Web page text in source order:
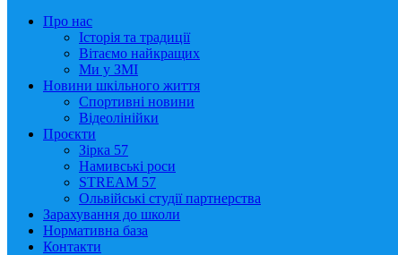
Про нас
Історія та традиції
Вітаємо найкращих
Ми у ЗМІ
Новини шкільного життя
Спортивні новини
Відеолінійки
Проєкти
Зірка 57
Намивські роси
STREAM 57
Ольвійські студії партнерства
Зарахування до школи
Нормативна база
Контакти